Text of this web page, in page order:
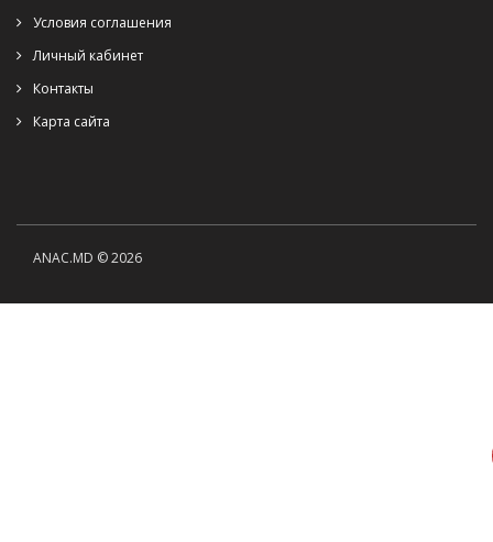
Условия соглашения
Личный кабинет
Контакты
Карта сайта
ANAC.MD © 2026